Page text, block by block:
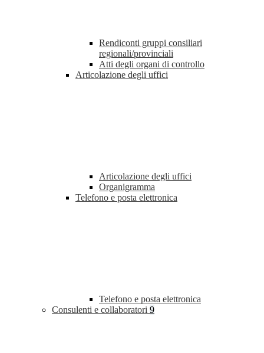
Rendiconti gruppi consiliari
regionali/provinciali
Atti degli organi di controllo
Articolazione degli uffici
Articolazione degli uffici
Organigramma
Telefono e posta elettronica
Telefono e posta elettronica
Consulenti e collaboratori 9